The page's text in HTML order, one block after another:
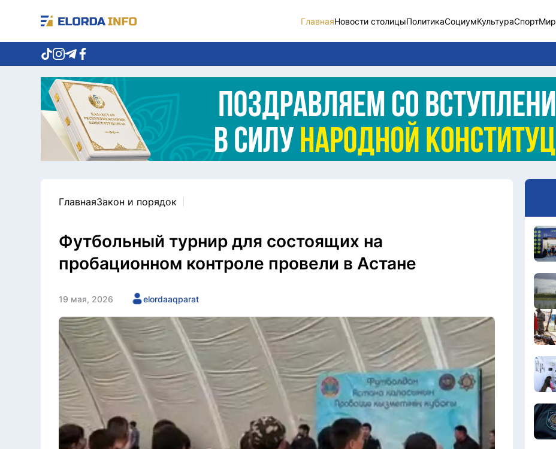
ГлавнаяНовости столицыПолитикаСоциумКультураСпортМир
Новости столицы
Социум
Спорт
Этический кодекс
ГлавнаяЗакон и порядок
Футбольный турнир для состоящих на
пробационном контроле провели в Астане
19 мая, 2026 elordaaqparat